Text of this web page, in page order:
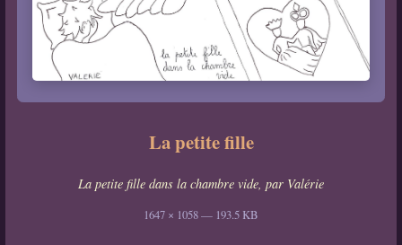
La petite fille
La petite fille dans la chambre vide, par Valérie
1647 × 1058 — 193.5 KB